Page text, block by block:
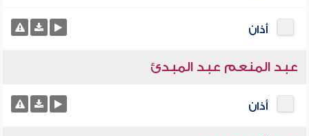
أذان
عبد المنعم عبد المبدئ
أذان